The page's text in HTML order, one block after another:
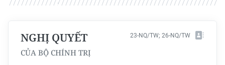
Trung du và miền núi phía Bắc
Bắc Trung Bộ
NGHỊ QUYẾT
CỦA BỘ CHÍNH TRỊ
23-NQ/TW; 26-NQ/TW